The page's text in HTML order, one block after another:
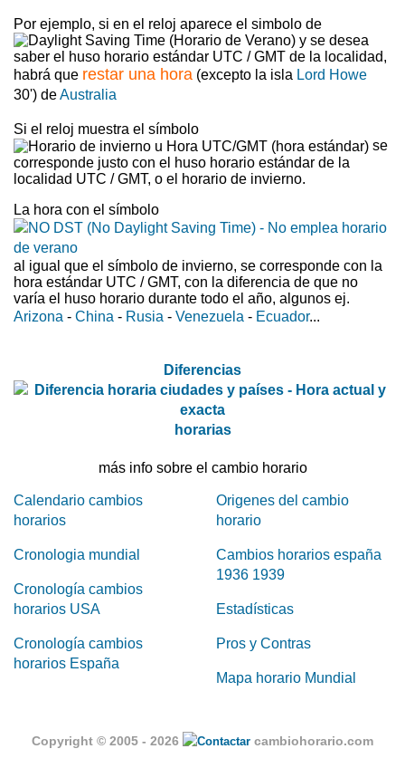
Por ejemplo, si en el reloj aparece el simbolo de
y se desea
saber el huso horario estándar UTC / GMT de la localidad,
habrá que restar una hora (excepto la isla Lord Howe
30') deAustralia
Si el reloj muestra el símbolo
se
corresponde justo con el huso horario estándar de la
localidad UTC / GMT, o el horario de invierno.
La hora con el símbolo
al igual que el símbolo de invierno, se corresponde con la
hora estándar UTC / GMT, con la diferencia de que no
varía el huso horario durante todo el año, algunos ej.
Arizona - China - Rusia - Venezuela - Ecuador...
Diferencias
horarias
más info sobre el cambio horario
Calendario cambios
horarios
Cronologia mundial
Cronología cambios
horarios USA
Cronología cambios
horarios España
Origenes del cambio
horario
Cambios horarios españa
1936 1939
Estadísticas
Pros y Contras
Mapa horario Mundial
Copyright © 2005 - 2026 cambiohorario.com